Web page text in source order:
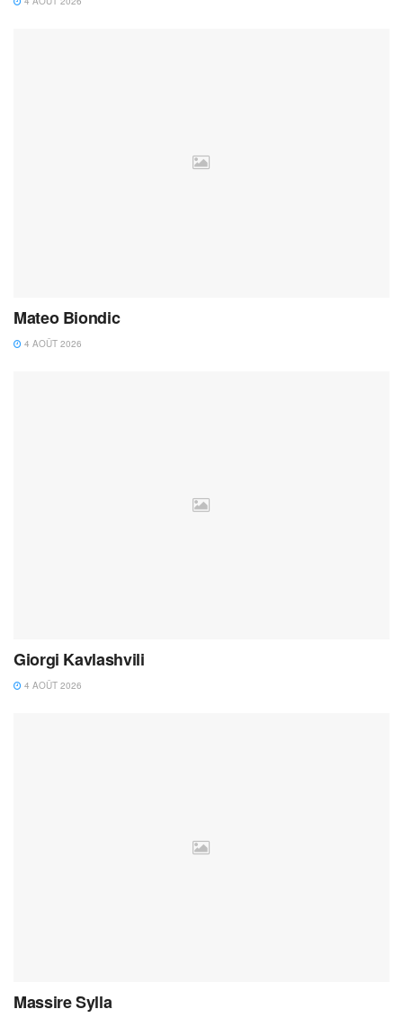
Mateo Biondic
4 AOÛT 2026
Giorgi Kavlashvili
4 AOÛT 2026
Massire Sylla